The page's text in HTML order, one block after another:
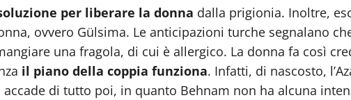
per liberare la donna dalla prigionia. Inoltre,
ovvero Gülsima. Le anticipazioni turche segnalano
una fragola, di cui è allergico. La donna fa così
il piano della coppia funziona. Infatti, di nascosto,
di tutto poi, in quanto Behnam non ha alcuna